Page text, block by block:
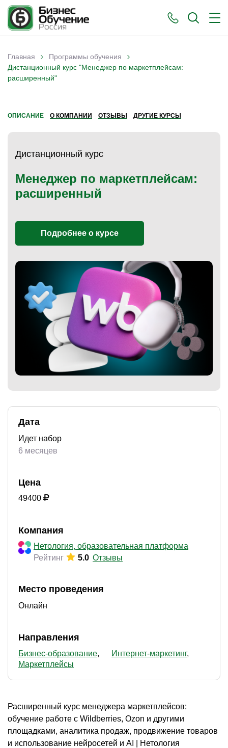
Вы здесь
Главная › Программы обучения ›
Дистанционный курс "Менеджер по маркетплейсам:
расширенный"
ОПИСАНИЕ О КОМПАНИИ ОТЗЫВЫ ДРУГИЕ КУРСЫ
Дистанционный курс
Менеджер по маркетплейсам:
расширенный
Подробнее о курсе
Дата
Идет набор
6 месяцев
Цена
49400
Компания
Нетология, образовательная платформа
Рейтинг
5.0 Отзывы
Место проведения
Онлайн
Направления
Бизнес-образование
Интернет-маркетинг
Маркетплейсы
Расширенный курс менеджера маркетплейсов:
обучение работе с Wildberries, Ozon и другими
площадками, аналитика продаж, продвижение товаров
и использование нейросетей и AI | Нетология